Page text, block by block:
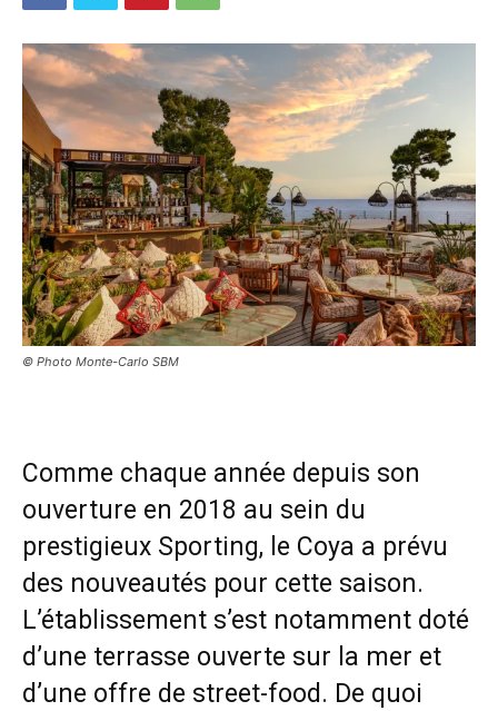
© Photo Monte-Carlo SBM
Comme chaque année depuis son
ouverture en 2018 au sein du
prestigieux Sporting, le Coya a prévu
des nouveautés pour cette saison.
L’établissement s’est notamment doté
d’une terrasse ouverte sur la mer et
d’une offre de street-food. De quoi